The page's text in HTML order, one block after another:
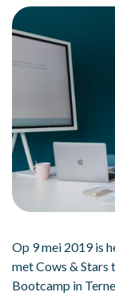
Op 9 mei 2019 is
metCows & Stars
Bootcamp in